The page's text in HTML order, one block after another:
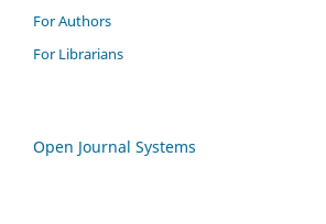
For Authors
For Librarians
Open Journal Systems